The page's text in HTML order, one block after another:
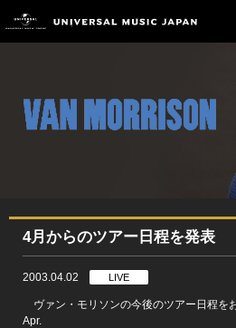
4月からのツアー日程を発表
2003.04.02 LIVE
ヴァン・モリソンの今後のツアー日程を
Apr.